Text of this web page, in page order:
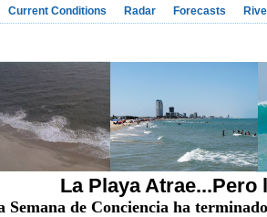
Current Conditions Radar Forecasts
La Playa Atrae...Pero
Semana de Conciencia ha